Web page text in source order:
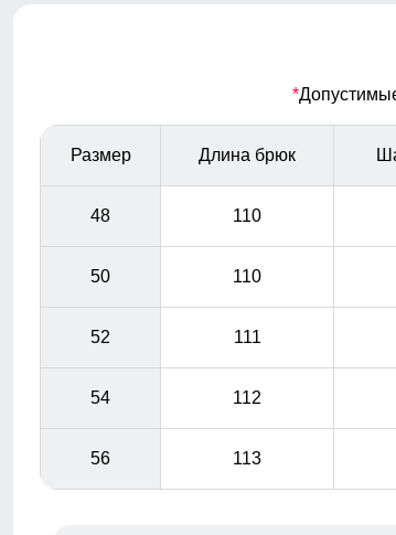
*
Размер Длина брюк
48 110
50 110
52 111
54 112
56 113